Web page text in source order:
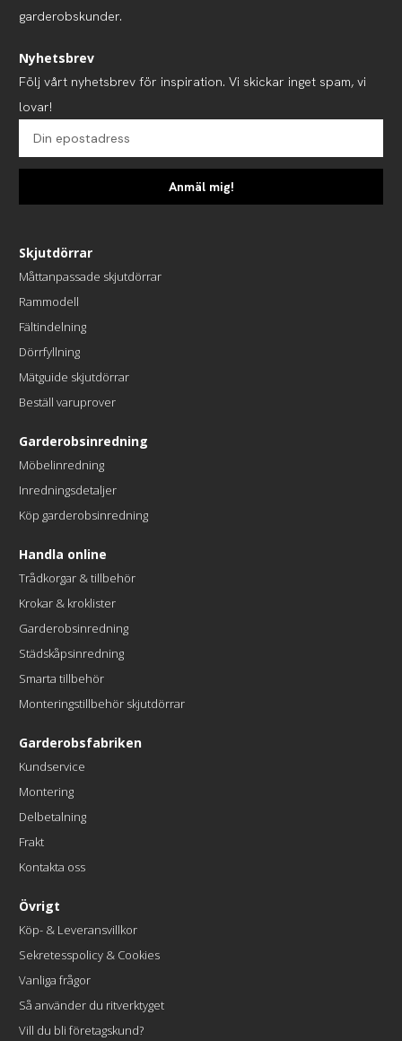
garderobskunder.
Nyhetsbrev
Följ vårt nyhetsbrev för inspiration. Vi skickar inget spam, vi
lovar!
Anmäl mig!
Skjutdörrar
Måttanpassade skjutdörrar
Rammodell
Fältindelning
Dörrfyllning
Mätguide skjutdörrar
Beställ varuprover
Garderobsinredning
Möbelinredning
Inredningsdetaljer
Köp garderobsinredning
Handla online
Trådkorgar & tillbehör
Krokar & kroklister
Garderobsinredning
Städskåpsinredning
Smarta tillbehör
Monteringstillbehör skjutdörrar
Garderobsfabriken
Kundservice
Montering
Delbetalning
Frakt
Kontakta oss
Övrigt
Köp- & Leveransvillkor
Sekretesspolicy & Cookies
Vanliga frågor
Så använder du ritverktyget
Vill du bli företagskund?